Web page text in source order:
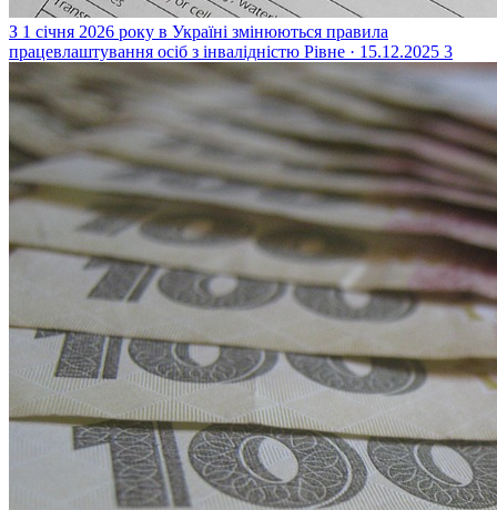
З 1 січня 2026 року в Україні змінюються правила
працевлаштування осіб з інвалідністю Рівне · 15.12.2025 3